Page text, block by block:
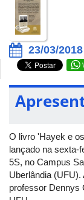
23/03/
O livro 'Hayek e
lançado na sexta-
5S, no Campus
Uberlândia (UFU).
professor Dennys